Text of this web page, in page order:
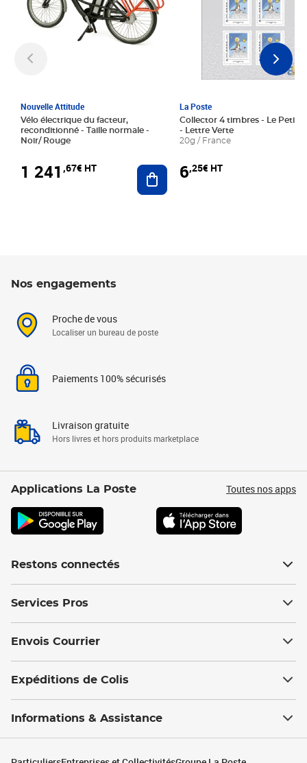
Nouvelle Attitude
Vélo électrique du facteur,
reconditionné - Taille normale -
Noir/ Rouge
1 241 ,67€ HT Ajouter au panier
La Poste
Collector 4 timbres - Le Petit
- Lettre Verte
20g / France
6,25€ HT
Nos engagements
Proche de vous
Localiser un bureau de poste
Paiements 100% sécurisés
Livraison gratuite
Hors livres et hors produits marketplace
Applications La Poste Toutes nos apps
Restons connectés
Services Pros
Envois Courrier
Expéditions de Colis
Informations & Assistance